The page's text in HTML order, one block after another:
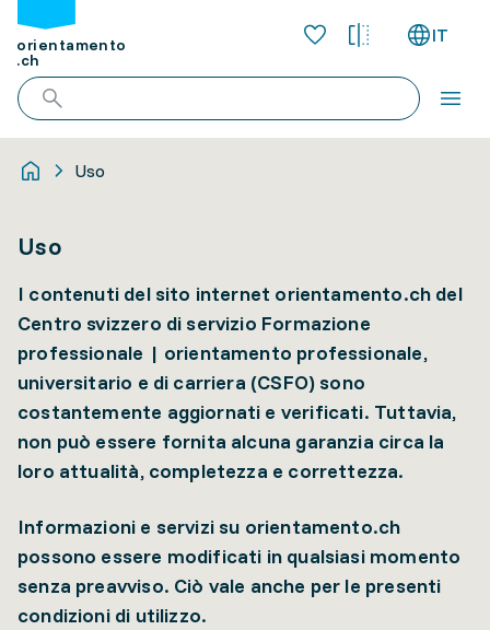
orientamento
.ch
IT
Uso
Uso
I contenuti del sito internet orientamento.ch del
Centro svizzero di servizio Formazione
professionale | orientamento professionale,
universitario e di carriera (CSFO) sono
costantemente aggiornati e verificati. Tuttavia,
non può essere fornita alcuna garanzia circa la
loro attualità, completezza e correttezza.
Informazioni e servizi su orientamento.ch
possono essere modificati in qualsiasi momento
senza preavviso. Ciò vale anche per le presenti
condizioni di utilizzo.